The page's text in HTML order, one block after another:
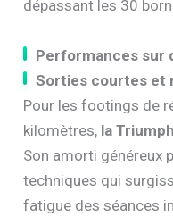
dépassant les 30
Performances sur
Sorties courtes et
Pour les footings de
kilomètres, la
Son amorti généreux
techniques qui
fatigue des séances